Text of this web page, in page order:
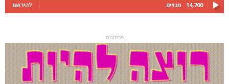
14,700 מנויים להירשם
- פרסומת -